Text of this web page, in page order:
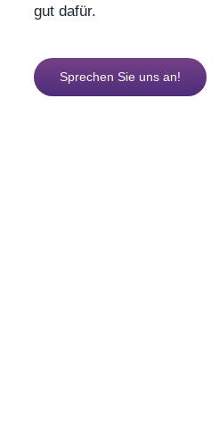
gut dafür.
Sprechen Sie uns an!